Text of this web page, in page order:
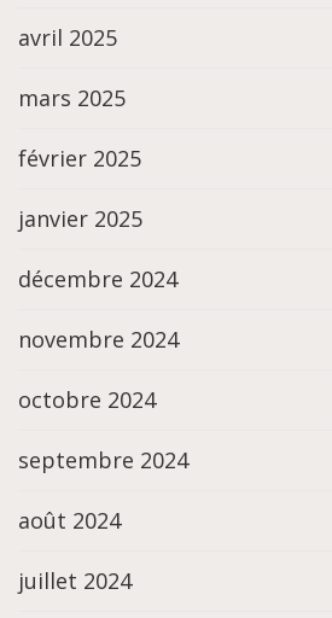
avril 2025
mars 2025
février 2025
janvier 2025
décembre 2024
novembre 2024
octobre 2024
septembre 2024
août 2024
juillet 2024